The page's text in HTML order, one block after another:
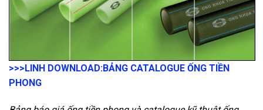
>>>LINH DOWNLOAD:BẢNG CATALOGUE ỐNG TIỀN
PHONG